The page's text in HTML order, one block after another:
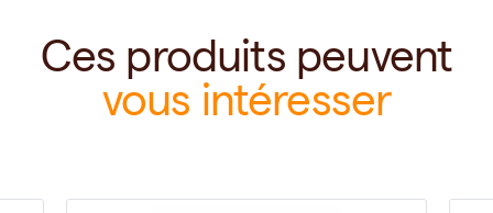
Ces produits peuvent
vous intéresser